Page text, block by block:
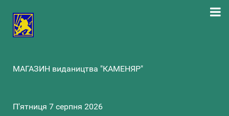
МАГАЗИН видаництва "КАМЕНЯР"
П'ятниця 7 серпня 2026